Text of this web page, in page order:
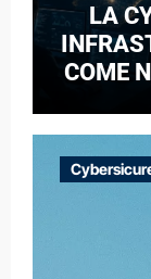
LA
COME
CASO